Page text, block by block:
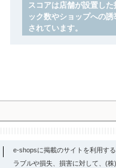
スコアは店舗が設置した
ック数やショップへの
されています。
e-shopsに掲載のサイトを利用す
ラブルや損失、損害に対して、(